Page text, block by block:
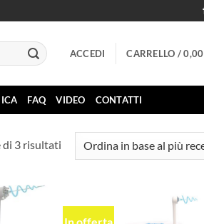
ACCEDI CARRELLO /0,00
FAQ VIDEO CONTATTI
di 3 risultatiOrdina